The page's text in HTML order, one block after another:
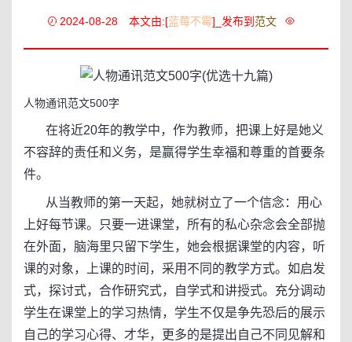
2024-08-28 本文由:[蓝莓不霉]_发布到 范文
人物通讯范文500字
在将近20年的教学中，作为教师，把课上好是她义
不容辞的责任和义务，是赢得学生幸福和尊重的首要条
件。
从当教师的第一天起，她就树立了一个信念：用心
上好每节课。只要一进课堂，所有的私心杂念会全部抛
在外面，脑海里只留下学生，她会根据课堂的内容，听
课的对象，上课的时间，采用不同的教学方式。如启发
式，探讨式，合作研究式，自学式和讲授式。充分调动
学生在课堂上的学习热情，学生不仅是争先恐后的展示
自己的学习心得、才华，更多的是提出自己不同见解和